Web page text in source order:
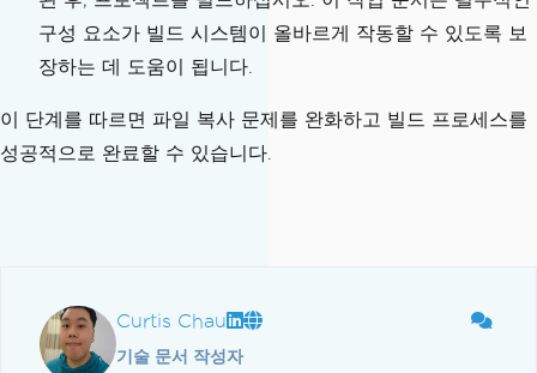
구성 요소가 빌드 시스템이 올바르게 작동할 수 있도록 보
장하는 데 도움이 됩니다.
이 단계를 따르면 파일 복사 문제를 완화하고 빌드 프로세스를
성공적으로 완료할 수 있습니다.
Curtis Chau
기술 문서 작성자